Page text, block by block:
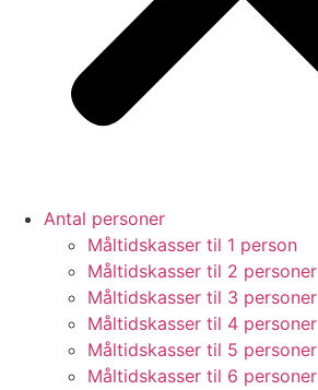
Antal personer
Måltidskasser til 1 person
Måltidskasser til 2 personer
Måltidskasser til 3 personer
Måltidskasser til 4 personer
Måltidskasser til 5 personer
Måltidskasser til 6 personer